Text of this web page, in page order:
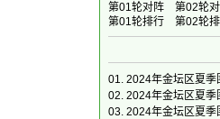
第01轮对阵
第02轮
第01轮排行
第02轮
01. 2024年金坛区夏季
02. 2024年金坛区夏季
03. 2024年金坛区夏季